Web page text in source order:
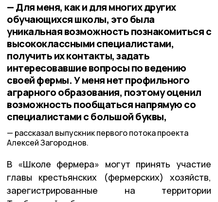
— Для меня, как и для многих других
обучающихся школы, это была
уникальная возможность познакомиться с
высококлассными специалистами,
получить их контакты, задать
интересовавшие вопросы по ведению
своей фермы. У меня нет профильного
аграрного образования, поэтому оценил
возможность пообщаться напрямую со
специалистами с большой буквы,
рассказал выпускник первого потока проекта
Алексей Загороднов.
В «Школе фермера» могут принять участие
главы крестьянских (фермерских) хозяйств,
зарегистрированные на территории